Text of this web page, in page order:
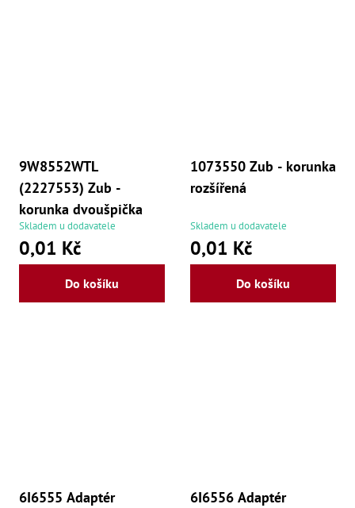
9W8552WTL
(2227553) Zub -
korunka dvoušpička
Skladem u dodavatele
0,01 Kč
Do košíku
1073550 Zub - korunka
rozšířená
Skladem u dodavatele
0,01 Kč
Do košíku
6I6555 Adaptér
6I6556 Adaptér